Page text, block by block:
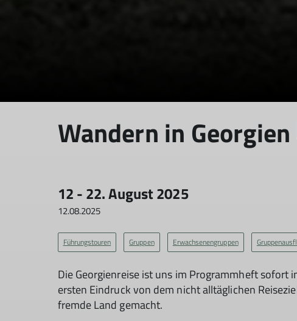
Wandern in
12 - 22. August 2025
12.08.2025
Führungstouren Gruppen Erwachsenengruppen
Die Georgienreise ist uns im Programmheft sofort
ersten Eindruck von dem nicht alltäglichen
fremde Land gemacht.